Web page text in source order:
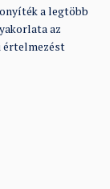
a legtöbb
az
értelmezést